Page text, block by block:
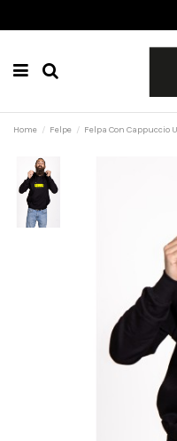
Home Felpe Felpa Con Cappuccio